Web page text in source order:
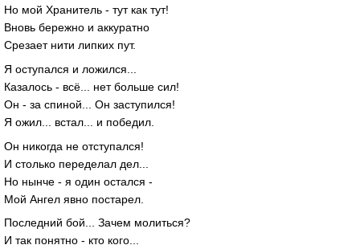
Но мой Хранитель - тут как тут!
Вновь бережно и аккуратно
Срезает нити липких пут.
Я оступался и ложился...
Казалось - всё... нет больше сил!
Он - за спиной... Он заступился!
Я ожил... встал... и победил.
Он никогда не отступался!
И столько переделал дел...
Но нынче - я один остался -
Мой Ангел явно постарел.
Последний бой... Зачем молиться?
И так понятно - кто кого...